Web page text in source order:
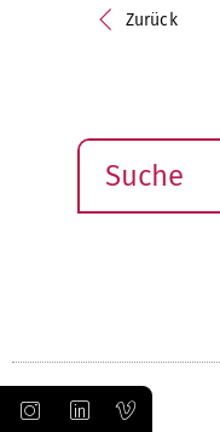
Zurück
Suche